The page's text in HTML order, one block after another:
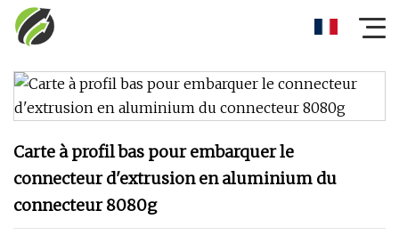
Carte à profil bas pour embarquer le
connecteur d'extrusion en aluminium du
connecteur 8080g